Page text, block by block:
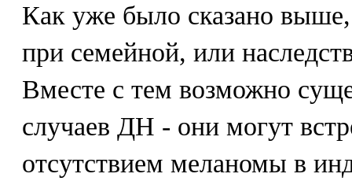
Как уже было сказано
при семейной, или
Вместе с тем возможно
случаев ДН - они могут
отсутствием меланомы в